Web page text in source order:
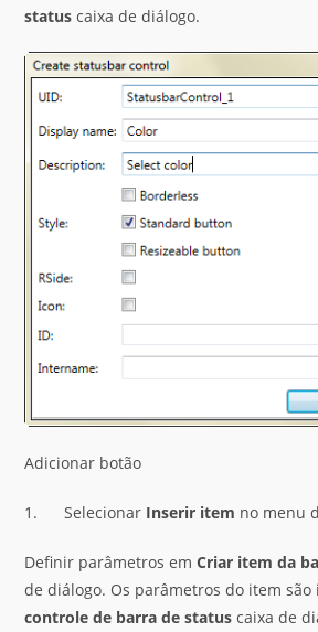
status caixa de diálogo.
Adicionar botão
1. Selecionar Inserir item no menu
Definir parâmetros emCriar item da
de diálogo. Os parâmetros do item
controle de barra de status caixa de